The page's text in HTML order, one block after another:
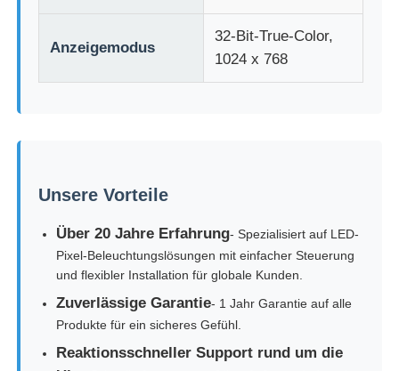
Anzeigemodus
32-Bit-True-Color,
1024 x 768
Unsere Vorteile
Über 20 Jahre Erfahrung- Spezialisiert auf LED-
Pixel-Beleuchtungslösungen mit einfacher Steuerung
und flexibler Installation für globale Kunden.
Zuverlässige Garantie- 1 Jahr Garantie auf alle
Produkte für ein sicheres Gefühl.
Reaktionsschneller Support rund um die